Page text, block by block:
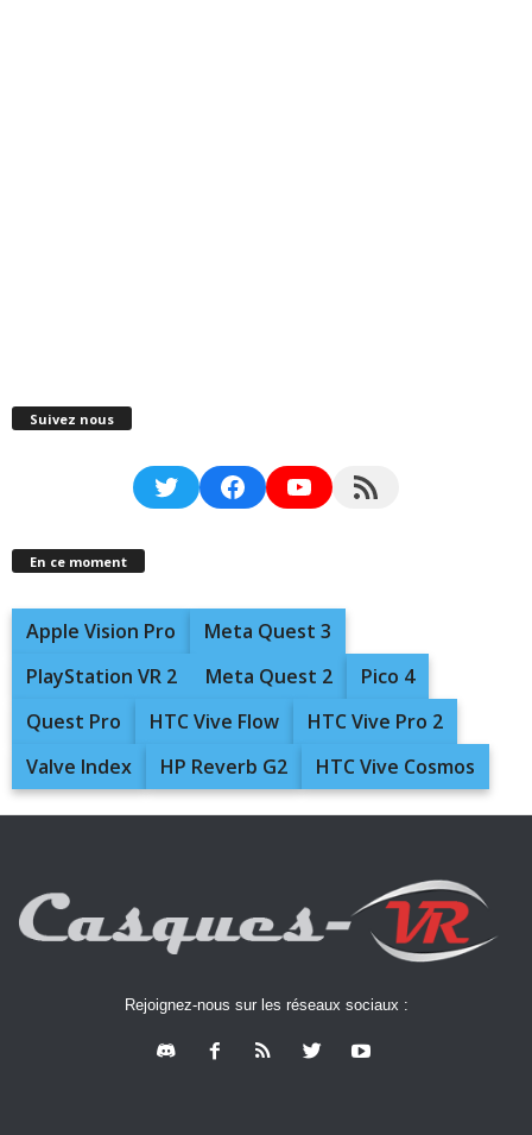
Suivez nous
TwitterFacebookYouTubeRSS Feed
En ce moment
Apple Vision Pro
Meta Quest 3
PlayStation VR 2
Meta Quest 2
Pico 4
Quest Pro
HTC Vive Flow
HTC Vive Pro 2
Valve Index
HP Reverb G2 HTC Vive Cosmos
Rejoignez-nous sur les réseaux sociaux :